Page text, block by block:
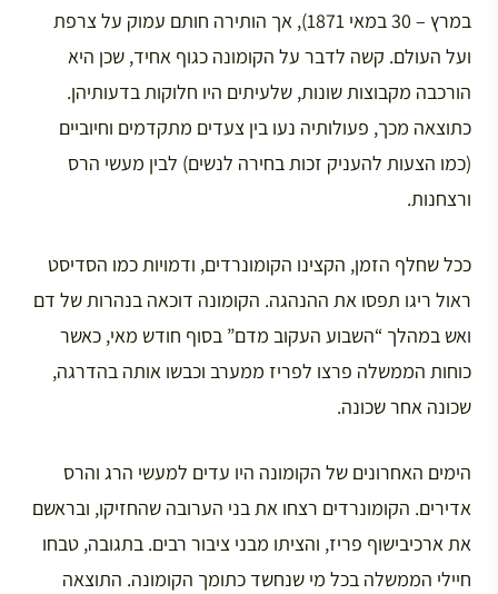
במרץ – 30 במאי 1871), אך הותירה חותם עמוק על צרפת
ועל העולם. קשה לדבר על הקומונה כגוף אחיד, שכן היא
הורכבה מקבוצות שונות, שלעיתים היו חלוקות בדעותיהן.
כתוצאה מכך, פעולותיה נעו בין צעדים מתקדמים וחיוביים
(כמו הצעות להעניק זכות בחירה לנשים) לבין מעשי הרס
ורצחנות.
ככל שחלף הזמן, הקצינו הקומונרדים, ודמויות כמו הסדיסט
ראול ריגו תפסו את ההנהגה. הקומונה דוכאה בנהרות של דם
ואש במהלך “השבוע העקוב מדם” בסוף חודש מאי, כאשר
כוחות הממשלה פרצו לפריז ממערב וכבשו אותה בהדרגה,
שכונה אחר שכונה.
הימים האחרונים של הקומונה היו עדים למעשי הרג והרס
אדירים. הקומונרדים רצחו את בני הערובה שהחזיקו, ובראשם
את ארכיבישוף פריז, והציתו מבני ציבור רבים. בתגובה, טבחו
חיילי הממשלה בכל מי שנחשד כתומך הקומונה. התוצאה